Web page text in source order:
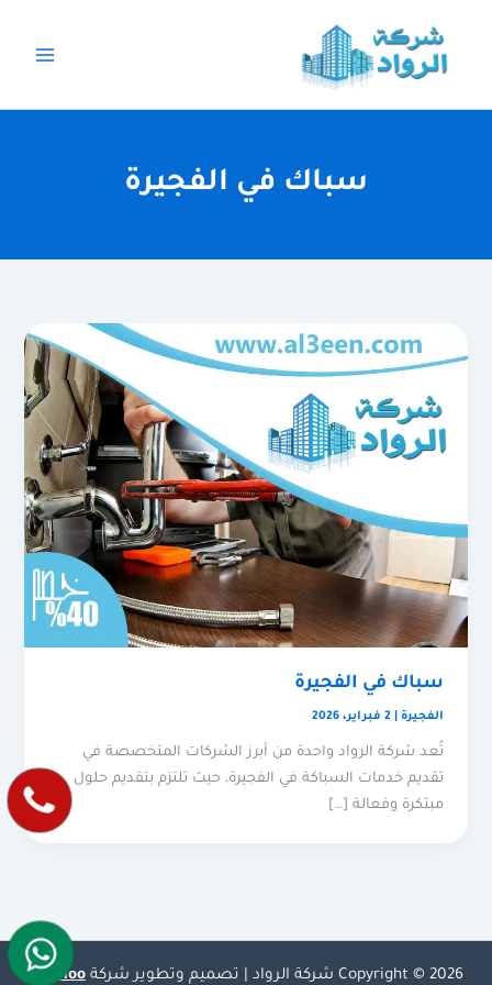
المحتوى
سباك في الفجيرة
سباك في الفجيرة
الفجيرة |2 فبراير، 2026
تُعد شركة الرواد واحدة من أبرز الشركات المتخصصة في
تقديم خدمات السباكة في الفجيرة، حيث تلتزم بتقديم حلول
مبتكرة وفعالة […]
Copyright © 2026 شركة الرواد | تصميم وتطوير شركة Olymoo